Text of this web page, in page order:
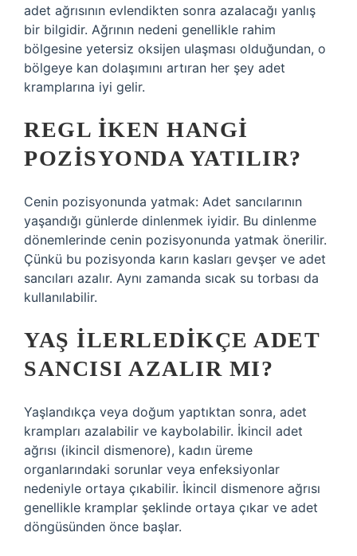
adet ağrısının evlendikten sonra azalacağı yanlış
bir bilgidir. Ağrının nedeni genellikle rahim
bölgesine yetersiz oksijen ulaşması olduğundan, o
bölgeye kan dolaşımını artıran her şey adet
kramplarına iyi gelir.
REGL IKEN HANGI
POZISYONDA YATILIR?
Cenin pozisyonunda yatmak: Adet sancılarının
yaşandığı günlerde dinlenmek iyidir. Bu dinlenme
dönemlerinde cenin pozisyonunda yatmak önerilir.
Çünkü bu pozisyonda karın kasları gevşer ve adet
sancıları azalır. Aynı zamanda sıcak su torbası da
kullanılabilir.
YAŞ ILERLEDIKÇE ADET
SANCISI AZALIR MI?
Yaşlandıkça veya doğum yaptıktan sonra, adet
krampları azalabilir ve kaybolabilir. İkincil adet
ağrısı (ikincil dismenore), kadın üreme
organlarındaki sorunlar veya enfeksiyonlar
nedeniyle ortaya çıkabilir. İkincil dismenore ağrısı
genellikle kramplar şeklinde ortaya çıkar ve adet
döngüsünden önce başlar.